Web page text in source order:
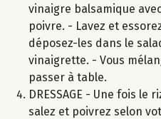
vinaigre balsamique
poivre. - Lavez et
déposez-les dans le
vinaigrette. - Vous
passer à table.
DRESSAGE - Une fois le
salez et poivrez selon